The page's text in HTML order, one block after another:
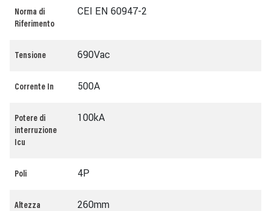
Norma di
Riferimento
CEI EN 60947-2
Tensione 690Vac
Corrente In 500A
Potere di
interruzione
Icu
100kA
Poli 4P
Altezza 260mm